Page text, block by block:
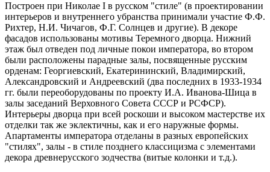
Построен при Николае I в русском "стиле" (в проектировании
интерьеров и внутреннего убранства принимали участие Ф.Ф.
Рихтер, Н.И. Чичагов, Ф.Г. Солнцев и другие). В декоре
фасадов использованы мотивы Теремного дворца. Нижний
этаж был отведен под личные покои императора, во втором
были расположены парадные залы, посвященные русским
орденам: Георгиевский, Екатерининский, Владимирский,
Александровский и Андреевский (два последних в 1933-1934
гг. были переоборудованы по проекту И.А. Иванова-Шица в
залы заседаний Верховного Совета СССР и РСФСР).
Интерьеры дворца при всей роскоши и высоком мастерстве их
отделки так же эклектичны, как и его наружные формы.
Апартаменты императора отделаны в разных европейских
"стилях", залы - в стиле позднего классицизма с элементами
декора древнерусского зодчества (витые колонки и т.д.).